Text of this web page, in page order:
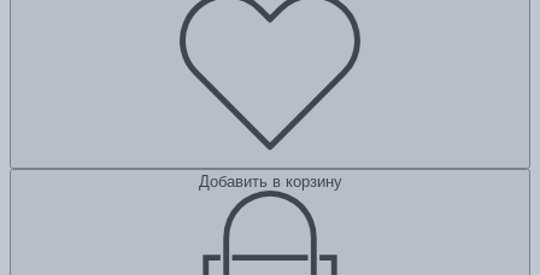
Добавить в корзину